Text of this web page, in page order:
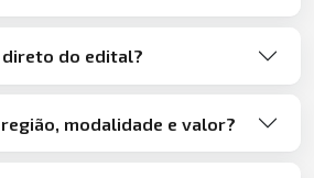
do edital?
modalidade e valor?